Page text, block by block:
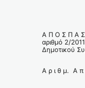
Α Π Ο Σ Π Α Σ
αριθμό 2/
Δημοτικού
Α ρ ι θ μ. Α